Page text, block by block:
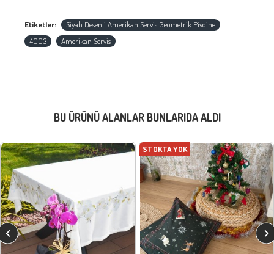
Etiketler:
Siyah Desenli Amerikan Servis Geometrik Pivoine
4003
Amerikan Servis
BU ÜRÜNÜ ALANLAR BUNLARIDA ALDI
STOKTA YOK